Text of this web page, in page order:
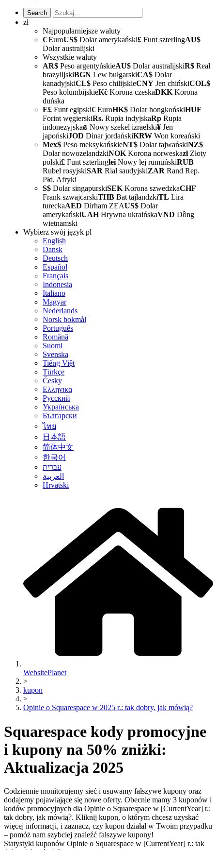
zł
Najpopularniejsze waluty
€ EuroUS$ Dolar amerykański£ Funt szterlingAU$
Dolar australijski
Wszystkie waluty
AR$ Peso argentyńskieAU$ Dolar australijskiR$ Real
brazylijskiBGN Lew bułgarskiCA$ Dolar
kanadyjskiCL$ Peso chilijskieCNY Jen chińskiCOL$
Peso kolumbijskieKč Korona czeskaDKK Korona
duńska
E£ Funt egipski€ EuroHK$ Dolar hongkońskiHUF
Forint węgierskiRs. Rupia indyjskaRp Rupia
indonezyjska₪ Nowy szekel izraelski¥ Jen
japońskiJOD Dinar jordańskiKRW Won koreański
Mex$ Peso meksykańskieNT$ Dolar tajwańskiNZ$
Dolar nowozelandzkiNOK Korona norweskazłZłoty
polski£ Funt szterlinglei Nowy lej rumuńskiRUB
Rubel rosyjskiSAR Rial saudyjskiZAR Rand Rep.
Płd. Afryki
S$ Dolar singapurskiSEK Korona szwedzkaCHF
Frank szwajcarskiTHB Bat tajlandzkiTL Lira
tureckaAED Dirham ZEAUS$ Dolar
amerykańskiUAHHrywna ukraińskaVND Dồng
wietnamski
Wybierz swój język pl
English
Dansk
Deutsch
Español
Français
Indonesia
Italiano
Magyar
Nederlands
Norsk bokmål
Português
Română
Suomi
Svenska
Tiếng Việt
Türkçe
Česky
Ελληνικα
Русский
Українська
Български
ไทย
日本語
简体中文
한국어
עברית
العربية
Hrvatski
WebsitePlanet
>
kupon
>
Opinie o Squarespace w 2025 r.: tak dobry, jak mówią?
Squarespace kody promocyjne
i kupony na 50% zniżki:
Aktualizacja 2025
Codziennie monitorujemy sieć i usuwamy fałszywe kupony oraz
dodajemy pojawiające się nowe oferty. Obecnie mamy 3 kuponów i
kodów promocyjnych dla Opinie o Squarespace w [CurrentYear] r.:
tak dobry, jak mówią?. Kliknij kupon, o którym chcesz uzyskać
więcej informacji, i zaznacz, czy kupon działał w Twoim przypadku
– pomóż nam szybciej znaleźć fałszywe kupony!
Statystyki kuponów Opinie o Squarespace w [CurrentYear] r.: tak